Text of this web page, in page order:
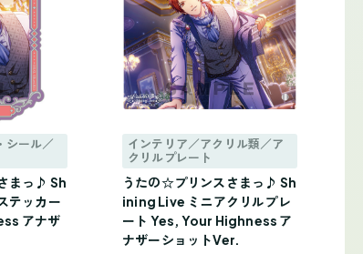
シール／
まっ♪ Sh
テッカー
アナザ
インテリア／アクリル類／ア
クリルプレート
うたの☆プリンスさまっ♪ Sh
ining Live ミニアクリルプレ
ート Yes, Your Highness ア
ナザーショットVer.